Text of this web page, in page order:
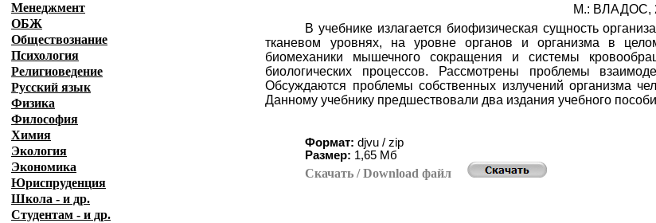
М.: ВЛАДОС,
В учебнике излагается биофизическая сущность
тканевом уровнях, на уровне органов и организма в
биомеханики мышечного сокращения и системы
биологических процессов. Рассмотрены проблемы
Обсуждаются проблемы собственных излучений организма
Данному учебнику предшествовали два издания учебного
Формат: djvu / zip
Размер: 1,65 Мб
Скачать/ Downloadфайл
Менеджмент
ОБЖ
Обществознание
Психология
Религиоведение
Русский язык
Физика
Философия
Химия
Экология
Экономика
Юриспруденция
Школа - и др.
Студентам - и др.